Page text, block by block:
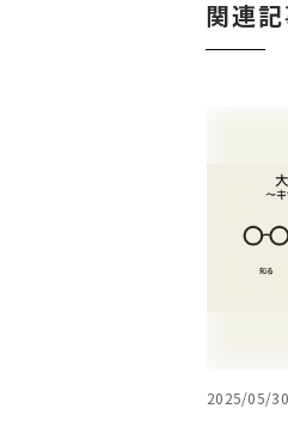
関連
2025/05/30